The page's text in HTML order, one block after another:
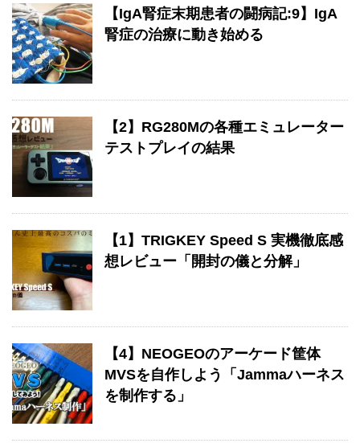
【IgA腎症末期患者の闘病記:9】IgA
腎症の治療に動き始める
【2】RG280Mの各種エミュレーター
テストプレイの結果
【1】TRIGKEY Speed S 実機徹底感
想レビュー「開封の儀と分解」
【4】NEOGEOのアーケード筐体
MVSを自作しよう「Jammaハーネス
を制作する」